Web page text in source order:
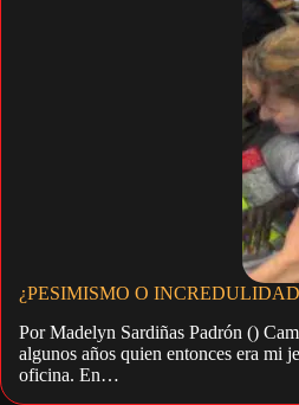
¿PESIMISMO O
Por Madelyn Sardiñas Padrón ()
algunos años quien entonces era mi
oficina. En…